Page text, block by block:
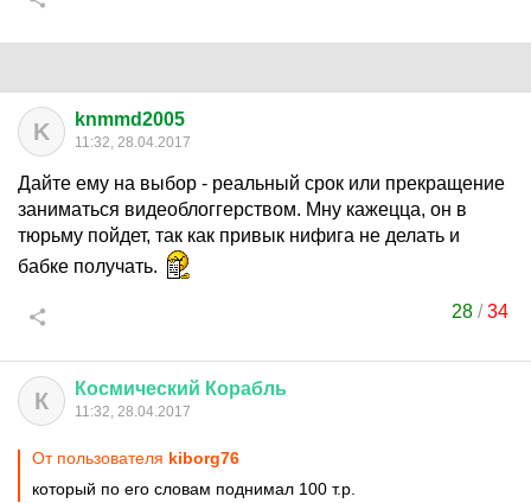
K knmmd2005
11:32, 28.04.2017
Дайте ему на выбор - реальный срок или прекращение
заниматься видеоблоггерством. Мну кажецца, он в
тюрьму пойдет, так как привык нифига не делать и
бабке получать.
28/34
К Космический Корабль
11:32, 28.04.2017
От пользователя kiborg76
который по его словам поднимал 100 т.р.